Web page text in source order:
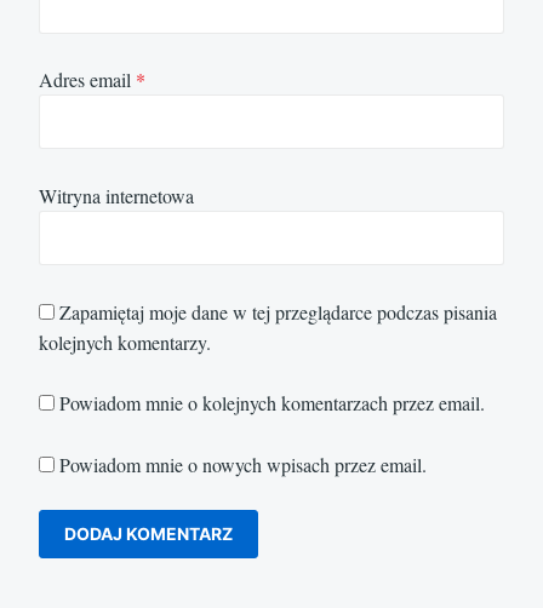
Adres email *
Witryna internetowa
Zapamiętaj moje dane w tej przeglądarce podczas pisania
kolejnych komentarzy.
Powiadom mnie o kolejnych komentarzach przez email.
Powiadom mnie o nowych wpisach przez email.